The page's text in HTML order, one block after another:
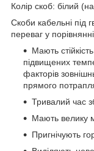
Колір скоб: білий
Скоби кабельні під
переваг у
Мають
підвищених
факторів
прямого
Тривалий час
Мають велику
Пригнічують